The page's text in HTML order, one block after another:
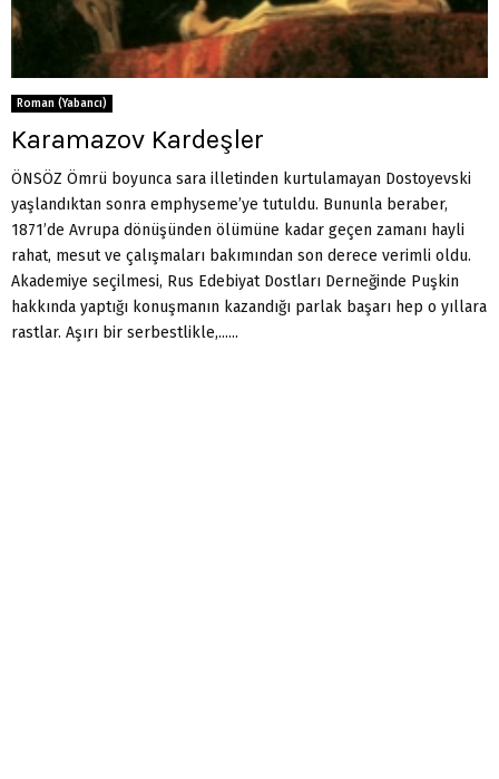
Roman (Yabancı)
Karamazov Kardeşler
ÖNSÖZ Ömrü boyunca sara illetinden kurtulamayan Dosto­yevski
yaşlandıktan sonra emphyseme’ye tutuldu. Bunun­la beraber,
1871’de Avrupa dönüşünden ölümüne kadar geçen zamanı hayli
rahat, mesut ve çalışmaları bakı­mından son derece verimli oldu.
Akademiye seçilmesi, Rus Edebiyat Dostları Derne­ğinde Puşkin
hakkında yaptığı konuşmanın kazandığı parlak başarı hep o yıllara
rastlar. Aşırı bir serbestlikle,......